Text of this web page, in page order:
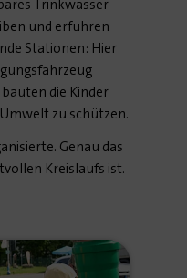
Trinkwasser
und erfuhren
Stationen: Hier
die Kinder
zu schützen.
Genau das
Kreislaufs ist.